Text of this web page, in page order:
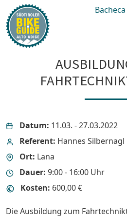
Bacheca
Datum: 11.03. - 27.03.2022
Referent: Hannes Silbernagl
Ort: Lana
Dauer: 9:00 - 16:00 Uhr
Kosten: 600,00 €
Die Ausbildung zum